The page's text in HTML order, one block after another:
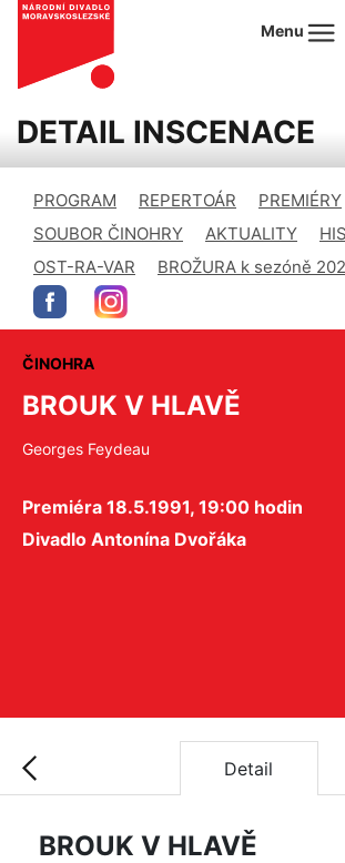
Menu
DETAIL INSCENACE
PROGRAM REPERTOÁR
PREMIÉRY
SOUBOR ČINOHRY
AKTUALITY
OST-RA-VAR
BROŽURA k sezóně
ČINOHRA
BROUK V HLAVĚ
Georges Feydeau
Premiéra 18.5.1991, 19:00 hodin
Divadlo Antonína Dvořáka
Detail
BROUK V HLAVĚ